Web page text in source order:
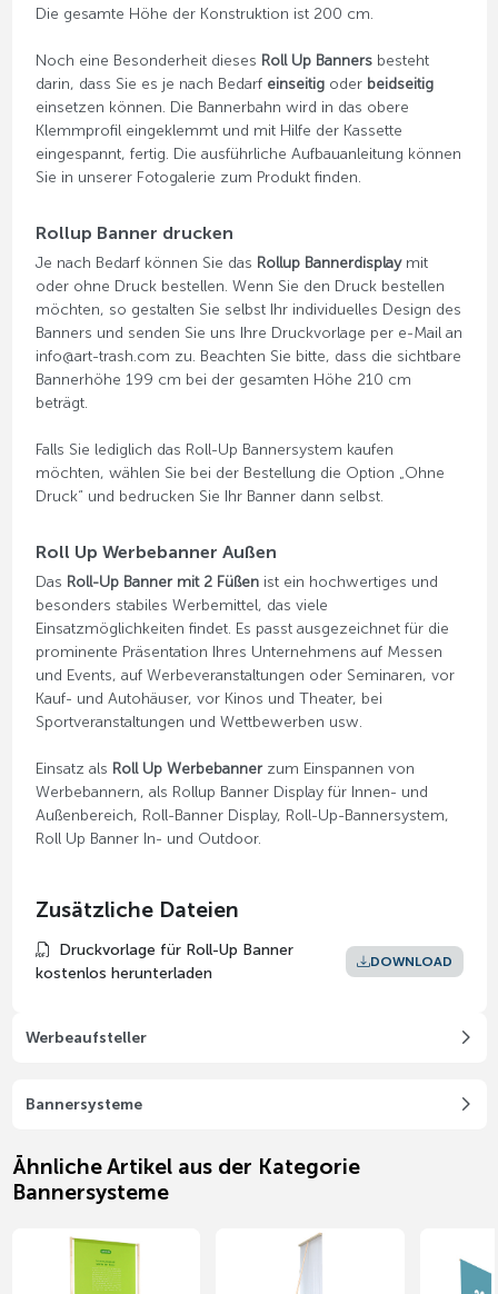
Die gesamte Höhe der Konstruktion ist 200 cm.
Noch eine Besonderheit dieses Roll Up Bannersbesteht
darin, dass Sie es je nach Bedarf einseitigoder beidseitig
einsetzen können. Die Bannerbahn wird in das obere
Klemmprofil eingeklemmt und mit Hilfe der Kassette
eingespannt, fertig. Die ausführliche Aufbauanleitung können
Sie in unserer Fotogalerie zum Produkt finden.
Rollup Banner drucken
Je nach Bedarf können Sie das Rollup Bannerdisplaymit
oder ohne Druck bestellen. Wenn Sie den Druck bestellen
möchten, so gestalten Sie selbst Ihr individuelles Design des
Banners und senden Sie uns Ihre Druckvorlage per e-Mail an
info@art-trash.com zu. Beachten Sie bitte, dass die sichtbare
Bannerhöhe 199 cm bei der gesamten Höhe 210 cm
beträgt.
Falls Sie lediglich das Roll-Up Bannersystem kaufen
möchten, wählen Sie bei der Bestellung die Option „Ohne
Druck“ und bedrucken Sie Ihr Banner dann selbst.
Roll Up Werbebanner Außen
Das Roll-Up Banner mit 2 Füßenist ein hochwertiges und
besonders stabiles Werbemittel, das viele
Einsatzmöglichkeiten findet. Es passt ausgezeichnet für die
prominente Präsentation Ihres Unternehmens auf Messen
und Events, auf Werbeveranstaltungen oder Seminaren, vor
Kauf- und Autohäuser, vor Kinos und Theater, bei
Sportveranstaltungen und Wettbewerben usw.
Einsatz als Roll Up Werbebannerzum Einspannen von
Werbebannern, als Rollup Banner Display für Innen- und
Außenbereich, Roll-Banner Display, Roll-Up-Bannersystem,
Roll Up Banner In- und Outdoor.
Zusätzliche Dateien
Druckvorlage für Roll-Up Banner
kostenlos herunterladen
DOWNLOAD
Werbeaufsteller
Bannersysteme
Ähnliche Artikel aus der Kategorie
Bannersysteme